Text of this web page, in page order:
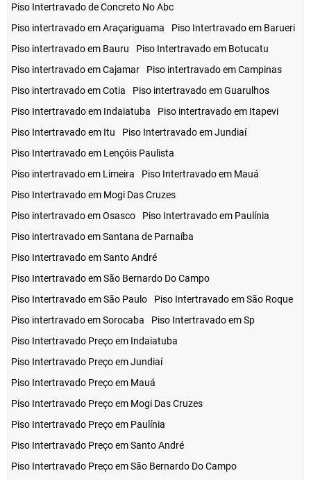
Piso Intertravado de Concreto No Abc
Piso intertravado em Araçariguama
Piso Intertravado em Barueri
Piso intertravado em Bauru
Piso Intertravado em Botucatu
Piso intertravado em Cajamar
Piso intertravado em Campinas
Piso intertravado em Cotia
Piso intertravado em Guarulhos
Piso Intertravado em Indaiatuba
Piso intertravado em Itapevi
Piso Intertravado em Itu
Piso Intertravado em Jundiaí
Piso Intertravado em Lençóis Paulista
Piso intertravado em Limeira
Piso Intertravado em Mauá
Piso Intertravado em Mogi Das Cruzes
Piso intertravado em Osasco
Piso Intertravado em Paulínia
Piso intertravado em Santana de Parnaíba
Piso Intertravado em Santo André
Piso Intertravado em São Bernardo Do Campo
Piso Intertravado em São Paulo
Piso Intertravado em São Roque
Piso intertravado em Sorocaba
Piso Intertravado em Sp
Piso Intertravado Preço em Indaiatuba
Piso Intertravado Preço em Jundiaí
Piso Intertravado Preço em Mauá
Piso Intertravado Preço em Mogi Das Cruzes
Piso Intertravado Preço em Paulínia
Piso Intertravado Preço em Santo André
Piso Intertravado Preço em São Bernardo Do Campo